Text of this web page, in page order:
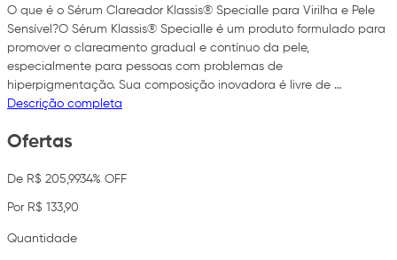
O que é o Sérum Clareador Klassis® Specialle para Virilha e Pele
Sensível?O Sérum Klassis® Specialle é um produto formulado para
promover o clareamento gradual e contínuo da pele,
especialmente para pessoas com problemas de
hiperpigmentação. Sua composição inovadora é livre de …
Descrição completa
Ofertas
De R$ 205,9934% OFF
Por R$ 133,90
Quantidade